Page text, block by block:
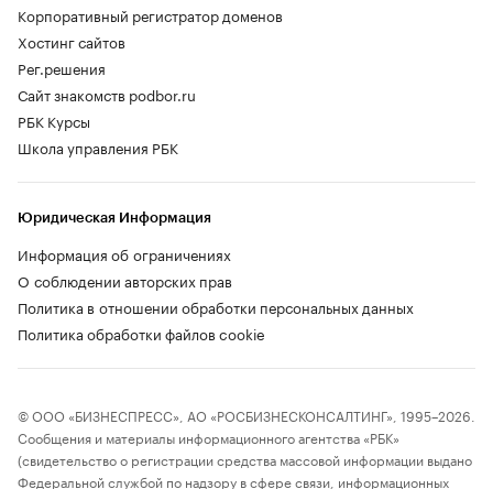
Корпоративный регистратор доменов
Хостинг сайтов
Рег.решения
Сайт знакомств podbor.ru
РБК Курсы
Школа управления РБК
Юридическая Информация
Информация об ограничениях
О соблюдении авторских прав
Политика в отношении обработки персональных данных
Политика обработки файлов cookie
© ООО «БИЗНЕСПРЕСС», АО «РОСБИЗНЕСКОНСАЛТИНГ», 1995–2026.
Сообщения и материалы информационного агентства «РБК»
(свидетельство о регистрации средства массовой информации выдано
Федеральной службой по надзору в сфере связи, информационных